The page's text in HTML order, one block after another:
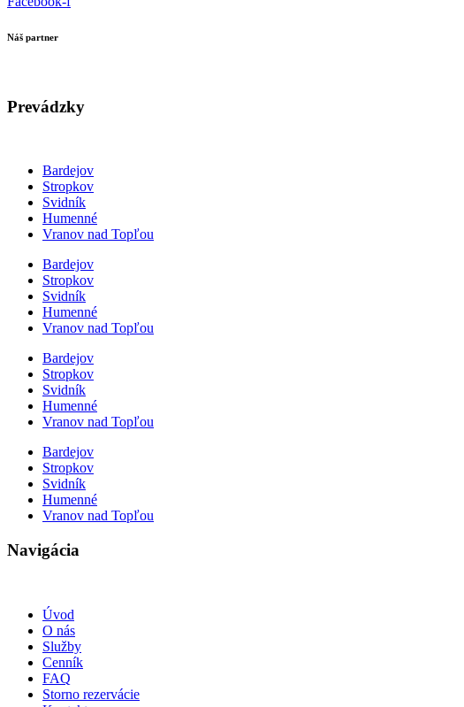
Náš partner
Prevádzky
Bardejov
Stropkov
Svidník
Humenné
Vranov nad Topľou
Bardejov
Stropkov
Svidník
Humenné
Vranov nad Topľou
Bardejov
Stropkov
Svidník
Humenné
Vranov nad Topľou
Bardejov
Stropkov
Svidník
Humenné
Vranov nad Topľou
Navigácia
Úvod
O nás
Služby
Cenník
FAQ
Storno rezervácie